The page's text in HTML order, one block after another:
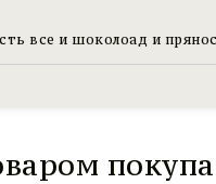
все и шоколоад и